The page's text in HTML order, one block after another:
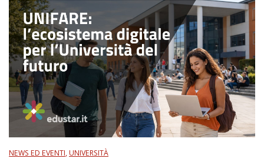
NEWS ED EVENTI,UNIVERSITÀ